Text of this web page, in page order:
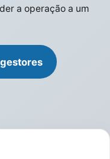
a operação a um